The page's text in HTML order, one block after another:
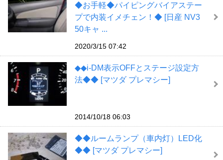
◆お手軽◆パイピングバイアステー
プで内装イメチェン！◆ [日産 NV3
50キャ ...
2020/3/15 07:42
◆◆i-DM表示OFFとステージ設定方
法◆◆ [マツダ プレマシー]
2014/10/18 06:03
◆◆ルームランプ（車内灯）LED化
◆◆ [マツダ プレマシー]